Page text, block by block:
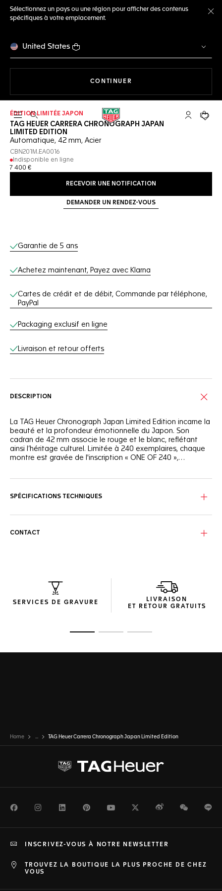
Sélectionnez un pays ou une région pour afficher des contenus
spécifiques à votre emplacement.
United States
CONTINUER
Ouvrir la barre de recherche Compte My
Votre
ÉDITION LIMITÉE JAPON
TAG HEUER CARRERA CHRONOGRAPH JAPAN
LIMITED EDITION
Automatique, 42 mm, Acier
CBN201M.EA0016
Indisponible en ligne
7 400 €
RECEVOIR UNE NOTIFICATION
DEMANDER UN RENDEZ-VOUS
Services en ligne
Garantie de 5 ans
Achetez maintenant, Payez avec Klarna
Cartes de crédit et de débit, Commande par téléphone,
PayPal
Packaging exclusif en ligne
Livraison et retour offerts
DESCRIPTION
La TAG Heuer Chronograph Japan Limited Edition incarne la
beauté et la profondeur émotionnelle du Japon. Son
cadran de 42 mm associe le rouge et le blanc, reflétant
ainsi l’héritage culturel. Limitée à 240 exemplaires, chaque
montre est gravée de l'inscription « ONE OF 240 »,
culturel et savoir-faire raffiné.
« 24 périodes solaires », symbolisant le cycle saisonnier de
SPÉCIFICATIONS TECHNIQUES
CONTACT
SERVICES DE GRAVURE
LIVRAISON
ET RETOUR GRATUITS
Home ... TAG Heuer Carrera Chronograph Japan Limited Edition
FacebookInstagramLinkedInPinterestYoutubeTwitterWeiboWeChat
TROUVEZ LA BOUTIQUE LA PLUS PROCHE DE CHEZ
VOUS
INSCRIVEZ-VOUS À NOTRE NEWSLETTER